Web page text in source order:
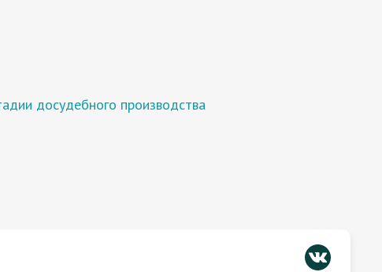
досудебного производства